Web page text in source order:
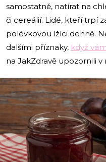
samostatně, natírat na
či cereálií. Lidé, kteří trpí
polévkovou lžíci denně.
dalšími příznaky, když
na JakZdravě upozornili